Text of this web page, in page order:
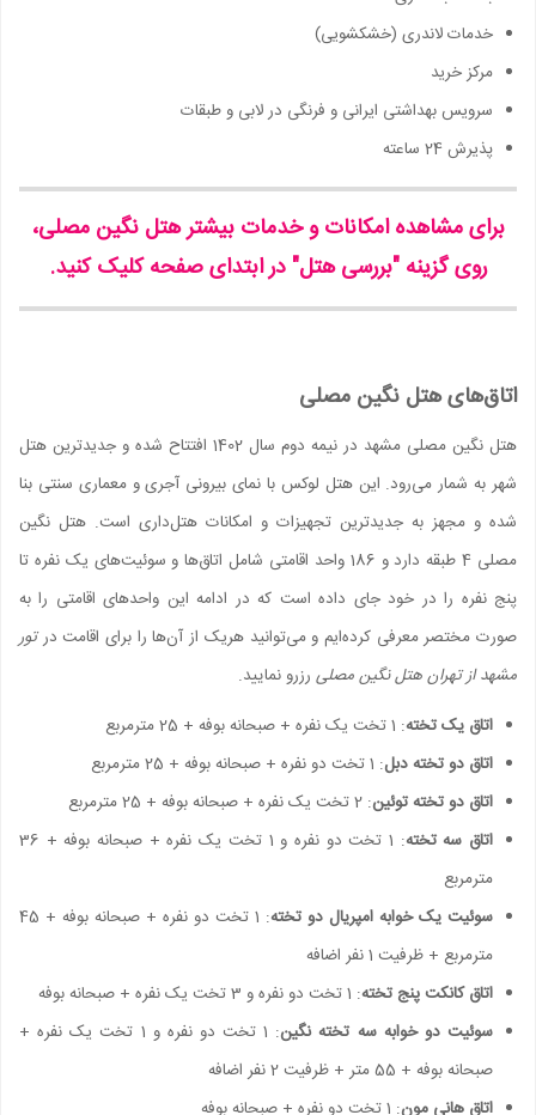
خدمات لاندری (خشکشویی)
مرکز خرید
سرویس بهداشتی ایرانی و فرنگی در لابی و طبقات
پذیرش 24 ساعته
برای مشاهده امکانات و خدمات بیشتر هتل نگین مصلی،
روی گزینه "بررسی هتل" در ابتدای صفحه کلیک کنید.
اتاق‌های هتل نگین مصلی
هتل نگین مصلی مشهد در نیمه دوم سال 1402 افتتاح شده و جدیدترین هتل
شهر به شمار می‌رود. این هتل لوکس با نمای بیرونی آجری و معماری سنتی بنا
شده و مجهز به جدیدترین تجهیزات و امکانات هتل‌داری است. هتل نگین
مصلی 4 طبقه دارد و 186 واحد اقامتی شامل اتاق‌ها و سوئیت‌های یک نفره تا
پنج نفره را در خود جای داده است که در ادامه این واحدهای اقامتی را به
صورت مختصر معرفی کرده‌ایم و می‌توانید هریک از آن‌ها را برای اقامت درتور
مشهد از تهران هتل نگین مصلی رزرو نمایید.
اتاق یک تخته: 1 تخت یک نفره + صبحانه بوفه + 25 مترمربع
اتاق دو تخته دبل: 1 تخت دو نفره + صبحانه بوفه + 25 مترمربع
اتاق دو تخته توئین: 2 تخت یک نفره + صبحانه بوفه + 25 مترمربع
اتاق سه تخته
: 1 تخت دو نفره و 1 تخت یک نفره + صبحانه بوفه + 36
مترمربع
سوئیت یک خوابه امپریال دو تخته
: 1 تخت دو نفره + صبحانه بوفه + 45
مترمربع + ظرفیت 1 نفر اضافه
اتاق کانکت پنج تخته: 1 تخت دو نفره و 3 تخت یک نفره + صبحانه بوفه
سوئیت دو خوابه سه تخته نگین
: 1 تخت دو نفره و 1 تخت یک نفره +
صبحانه بوفه + 55 متر + ظرفیت 2 نفر اضافه
اتاق هانی مون: 1 تخت دو نفره + صبحانه بوفه